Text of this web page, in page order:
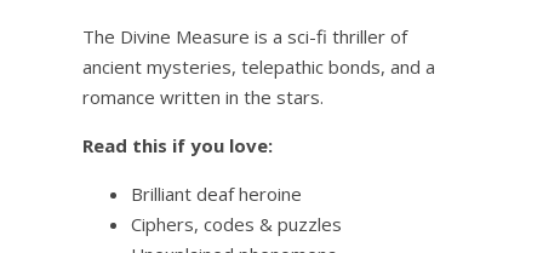
The Divine Measure is a sci-fi thriller of
ancient mysteries, telepathic bonds, and a
romance written in the stars.
Read this if you love:
Brilliant deaf heroine
Ciphers, codes & puzzles